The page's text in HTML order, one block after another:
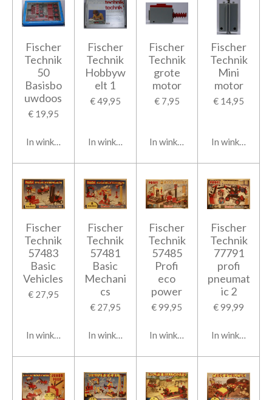
Fischer
Technik
50
Basisbo
uwdoos
€ 19,95
In winkelwagen
Fischer
Technik
Hobbyw
elt 1
€ 49,95
In winkelwagen
Fischer
Technik
grote
motor
€ 7,95
In winkelwagen
Fischer
Technik
Mini
motor
€ 14,95
In
Fischer
Technik
57483
Basic
Vehicles
€ 27,95
In winkelwagen
Fischer
Technik
57481
Basic
Mechani
cs
€ 27,95
In winkelwagen
Fischer
Technik
57485
Profi
eco
power
€ 99,95
In winkelwagen
Fischer
Technik
77791
profi
pneumat
ic 2
€ 99,99
In